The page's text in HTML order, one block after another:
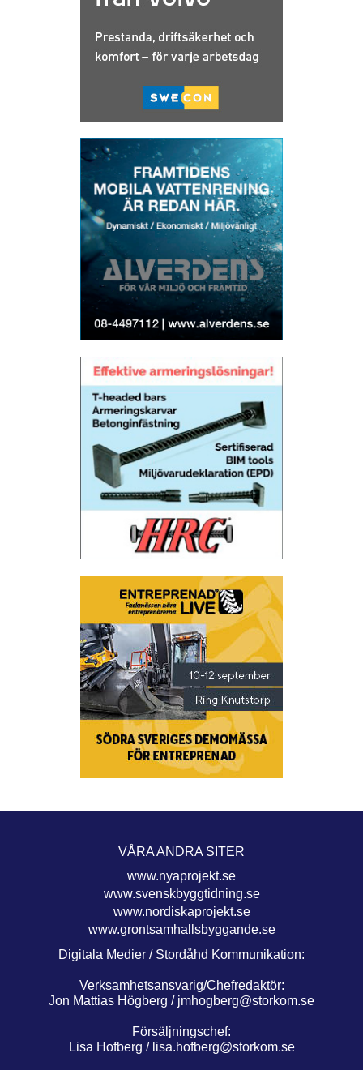
VÅRA ANDRA SITER
www.nyaprojekt.se
www.svenskbyggtidning.se
www.nordiskaprojekt.se
www.grontsamhallsbyggande.se
Digitala Medier / Stordåhd Kommunikation:
Verksamhetsansvarig/Chefredaktör:
Jon Mattias Högberg / jmhogberg@storkom.se
Försäljningschef:
Lisa Hofberg / lisa.hofberg@storkom.se